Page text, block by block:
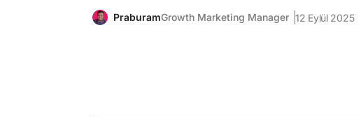
PraburamGrowth Marketing Manager 12 Eylül 2025